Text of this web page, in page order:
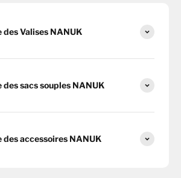
des Valises NANUK
des sacs souples NANUK
des accessoires NANUK